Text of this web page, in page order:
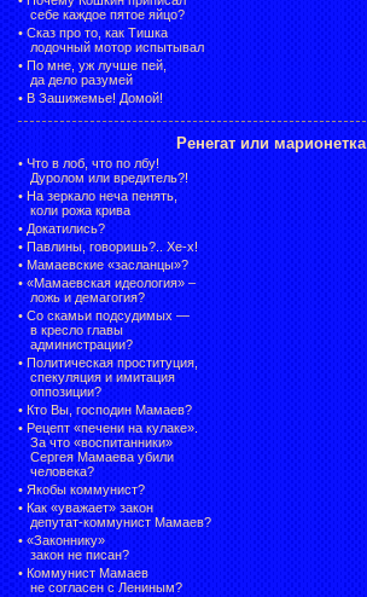
себе каждое пятое яйцо?
• Сказ про то, как Тишка
лодочный мотор испытывал
• По мне, уж лучше пей,
да дело разумей
• В Зашижемье! Домой!
Ренегат или марионетка
• Что в лоб, что по лбу!
Дуролом или вредитель?!
• На зеркало неча пенять,
коли рожа крива
• Докатились?
• Павлины, говоришь?.. Хе-х!
• Мамаевские «засланцы»?
• «Мамаевская идеология» –
ложь и демагогия?
• Со скамьи подсудимых —
в кресло главы
администрации?
• Политическая проституция,
спекуляция и имитация
оппозиции?
• Кто Вы, господин Мамаев?
• Рецепт «печени на кулаке».
За что «воспитанники»
Сергея Мамаева убили
человека?
• Якобы коммунист?
• Как «уважает» закон
депутат-коммунист Мамаев?
• «Законнику»
закон не писан?
• Коммунист Мамаев
не согласен с Лениным?